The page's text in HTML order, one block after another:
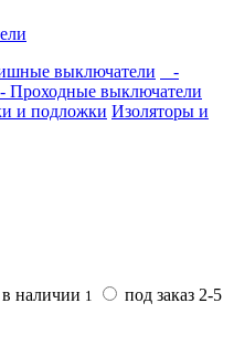
выключатели
-
Проходные выключатели
и подложки Изоляторы и
наличии 1
под заказ 2-5